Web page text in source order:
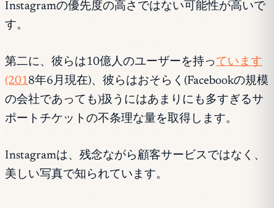
Instagramの優先度の高さではない可能性が高いで
す。
第二に、彼らは10億人のユーザーを持っています
(2018年6月現在)、彼らはおそらく(Facebookの規模
の会社であっても)扱うにはあまりにも多すぎるサ
ポートチケットの不条理な量を取得します。
Instagramは、残念ながら顧客サービスではなく、
美しい写真で知られています。